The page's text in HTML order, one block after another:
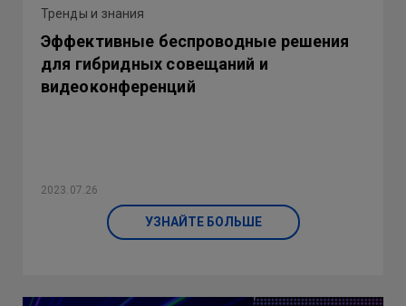
Тренды и знания
Эффективные беспроводные решения
для гибридных совещаний и
видеоконференций
2023.07.26
УЗНАЙТЕ БОЛЬШЕ